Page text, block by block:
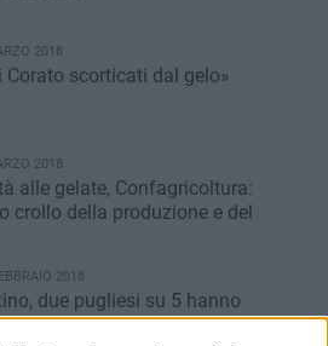
2018
Corato scorticati dal gelo»
2018
alle gelate, Confagricoltura:
crollo della produzione e del
2018
due pugliesi su 5 hanno